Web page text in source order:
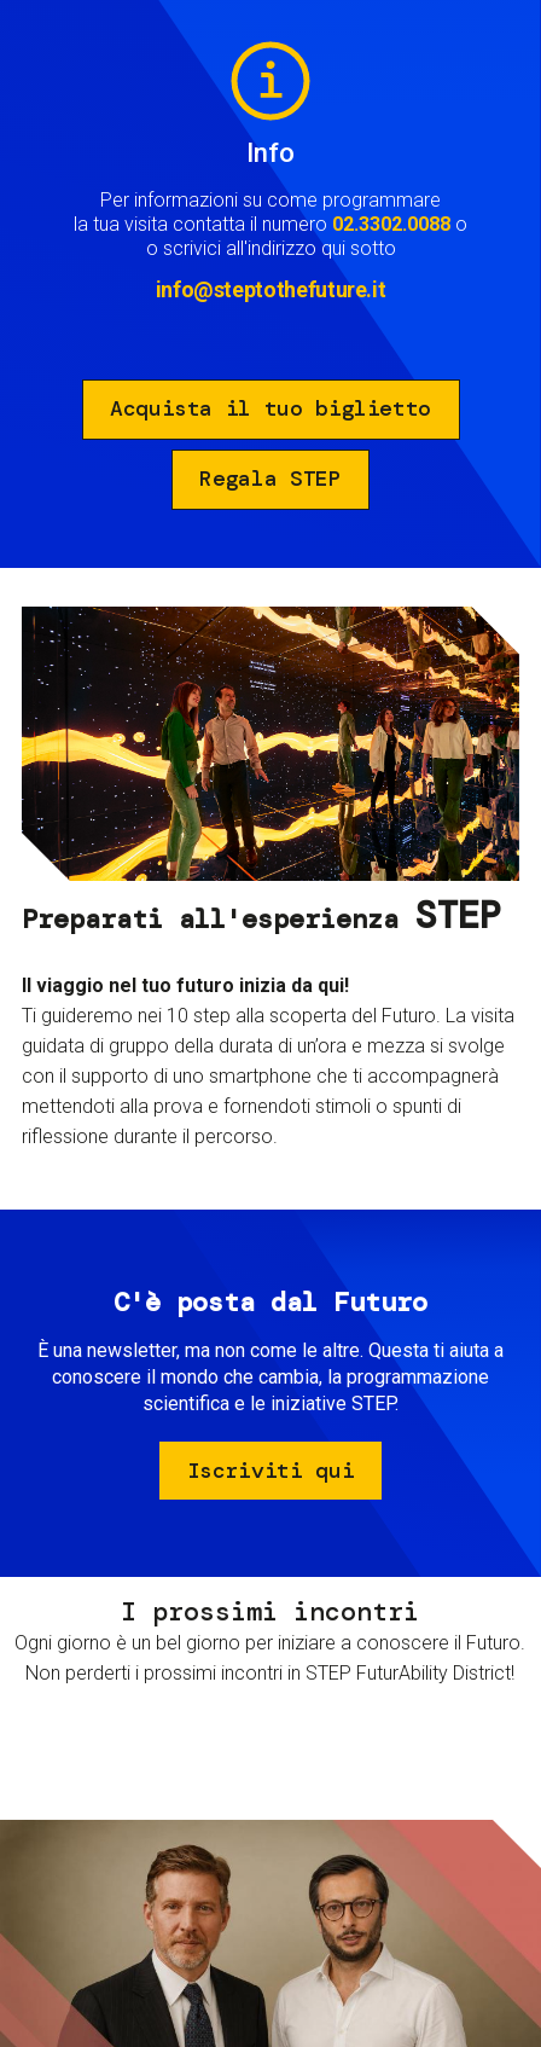
Info
Per informazioni su come programmare
la tua visita contatta il numero 02.3302.0088 o
o scrivici all'indirizzo qui sotto
info@steptothefuture.it
Acquista il tuo biglietto
Regala STEP
Preparati all'esperienza STEP
Il viaggio nel tuo futuro inizia da qui!
Ti guideremo nei 10 step alla scoperta del Futuro. La visita
guidata di gruppo della durata di un’ora e mezza si svolge
con il supporto di uno smartphone che ti accompagnerà
mettendoti alla prova e fornendoti stimoli o spunti di
riflessione durante il percorso.
C'è posta dal Futuro
È una newsletter, ma non come le altre. Questa ti aiuta a
conoscere il mondo che cambia, la programmazione
scientifica e le iniziative STEP.
Iscriviti qui
I prossimi incontri
Ogni giorno è un bel giorno per iniziare a conoscere il Futuro.
Non perderti i prossimi incontri in STEP FuturAbility District!